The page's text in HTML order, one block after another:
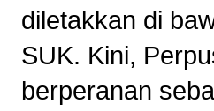
diletakkan di
SUK. Kini,
berperanan